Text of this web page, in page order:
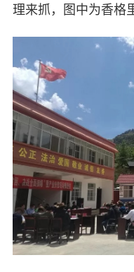
联
七
理来抓，图中为香格